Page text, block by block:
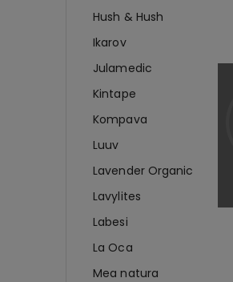
Hush & Hush
Ikarov
Julamedic
Kintape
Kompava
Luuv
Lavender Organic
Lavylites
Labesi
La Oca
Mea natura